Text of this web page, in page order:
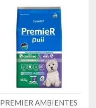
PREMIER AMBIENTES